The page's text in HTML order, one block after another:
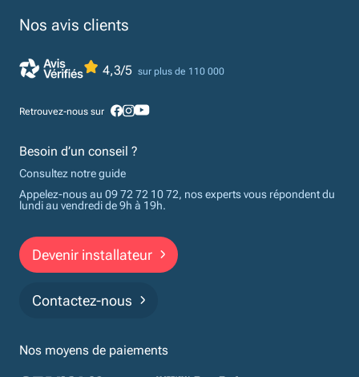
Nos avis clients
4,3/5 sur plus de 110 000
Retrouvez-nous sur
Besoin d’un conseil ?
Consultez notre guide
Appelez-nous au 09 72 72 10 72, nos experts vous répondent du
lundi au vendredi de 9h à 19h.
Devenir installateur
Contactez-nous
Nos moyens de paiements